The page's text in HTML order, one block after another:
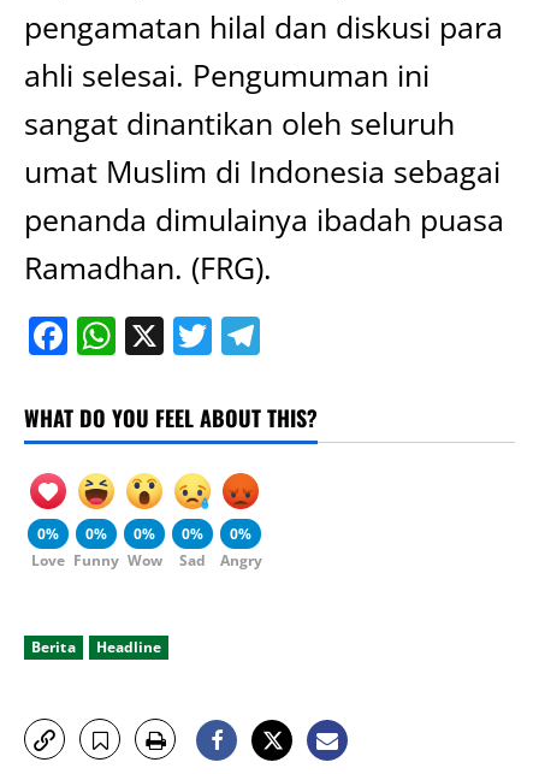
pengamatan hilal dan diskusi para
ahli selesai. Pengumuman ini
sangat dinantikan oleh seluruh
umat Muslim di Indonesia sebagai
penanda dimulainya ibadah puasa
Ramadhan. (FRG).
Facebook
WhatsApp
X Twitter
WHAT DO YOU FEEL ABOUT THIS?
0%
Love
0%
Funny
0%
Wow
0%
Sad
0%
Angry
Berita Headline